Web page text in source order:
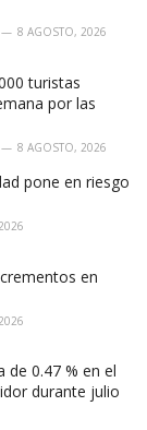
8 AGOSTO, 2026
turistas
por las
8 AGOSTO, 2026
pone en riesgo
en
de 0.47 % en el
durante julio